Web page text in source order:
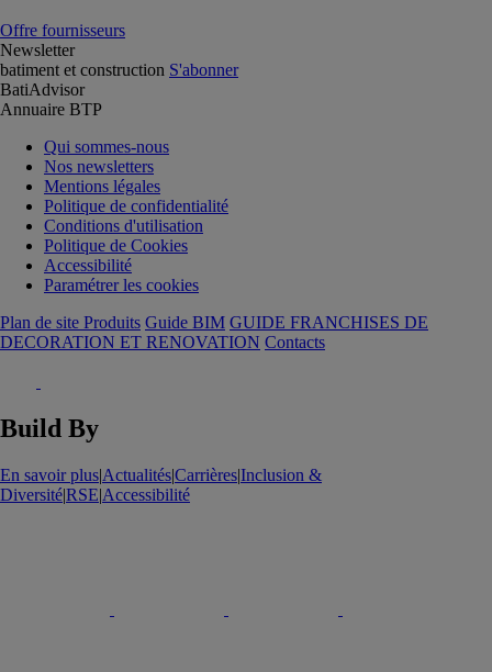
Offre fournisseurs
Newsletter
batiment et construction S'abonner
BatiAdvisor
Annuaire BTP
Qui sommes-nous
Nos newsletters
Mentions légales
Politique de confidentialité
Conditions d'utilisation
Politique de Cookies
Accessibilité
Paramétrer les cookies
Plan de site Produits Guide BIM GUIDE FRANCHISES DE
DECORATION ET RENOVATION Contacts
Build By
En savoir plus|Actualités|Carrières|Inclusion &
Diversité|RSE|Accessibilité